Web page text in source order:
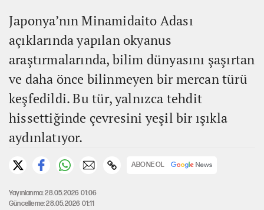
Japonya’nın Minamidaito Adası
açıklarında yapılan okyanus
araştırmalarında, bilim dünyasını şaşırtan
ve daha önce bilinmeyen bir mercan türü
keşfedildi. Bu tür, yalnızca tehdit
hissettiğinde çevresini yeşil bir ışıkla
aydınlatıyor.
ABONE OL
Yayınlanma: 28.05.2026 01:06
Güncelleme: 28.05.2026 01:11